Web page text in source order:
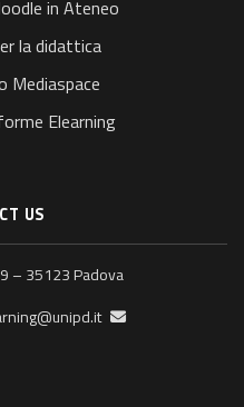
in Ateneo
la didattica
Mediaspace
Elearning
US
– 35123 Padova
Email :